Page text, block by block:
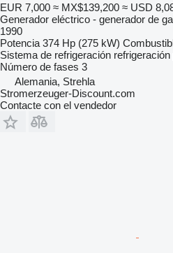
EUR 7,000 ≈ MX$139,200 ≈ USD
Generador eléctrico - generador de
1990
Potencia 374 Hp (275 kW)
Sistema de refrigeración
Número de fases 3
Alemania, Strehla
Stromerzeuger-Discount.com
Contacte con el vendedor